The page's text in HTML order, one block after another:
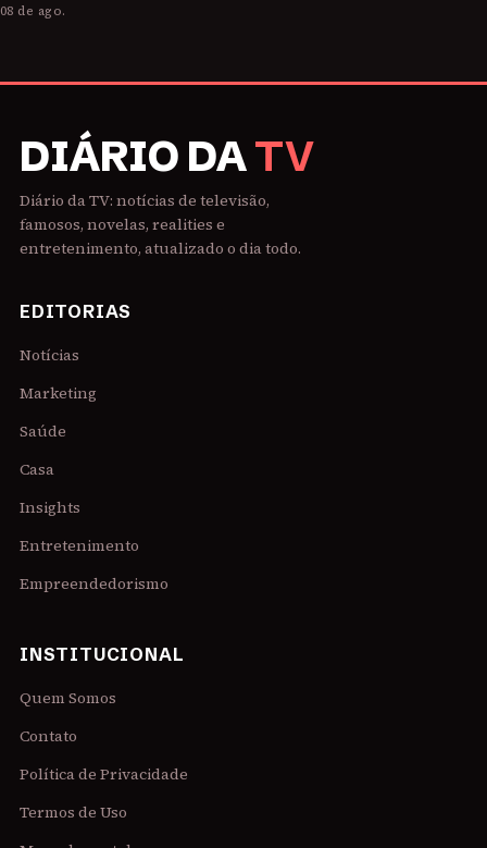
08 de ago.
DIÁRIO DATV
Diário da TV: notícias de televisão,
famosos, novelas, realities e
entretenimento, atualizado o dia todo.
EDITORIAS
Notícias
Marketing
Saúde
Casa
Insights
Entretenimento
Empreendedorismo
INSTITUCIONAL
Quem Somos
Contato
Política de Privacidade
Termos de Uso